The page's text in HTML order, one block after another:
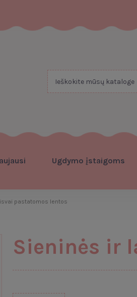
Ugdymo įstaigoms
pastatomos lentos
Sieninės ir